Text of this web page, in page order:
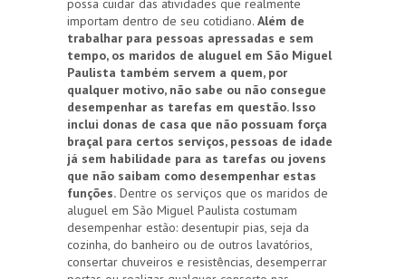
possa cuidar das atividades que realmente
importam dentro de seu cotidiano. Além de
trabalhar para pessoas apressadas e sem
tempo, os maridos de aluguel em São Miguel
Paulista também servem a quem, por
qualquer motivo, não sabe ou não consegue
desempenhar as tarefas em questão. Isso
inclui donas de casa que não possuam força
braçal para certos serviços, pessoas de idade
já sem habilidade para as tarefas ou jovens
que não saibam como desempenhar estas
funções. Dentre os serviços que os maridos de
aluguel em São Miguel Paulista costumam
desempenhar estão: desentupir pias, seja da
cozinha, do banheiro ou de outros lavatórios,
consertar chuveiros e resistências, desemperrar